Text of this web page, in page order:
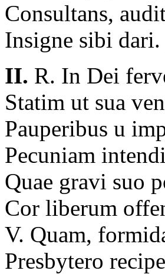
Consultans,
Insigne sibi dari.
II. R. In Dei
Statim ut sua
Pauperibus u
Pecuniam
Quae gravi suo
Cor liberum
V. Quam,
Presbytero